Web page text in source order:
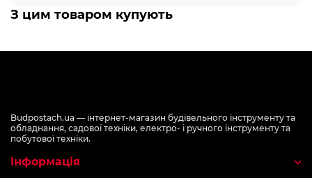
З цим товаром купують
Budpostach.ua — інтернет-магазин будівельного інструменту та
обладнання, садової техніки, електро- і ручного інструменту та
побутової техніки.
Інформація